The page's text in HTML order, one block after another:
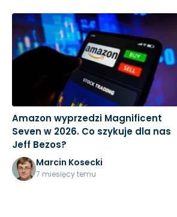
Amazon wyprzedzi Magnificent
Seven w 2026. Co szykuje dla nas
Jeff Bezos?
Marcin Kosecki
7 miesięcy temu